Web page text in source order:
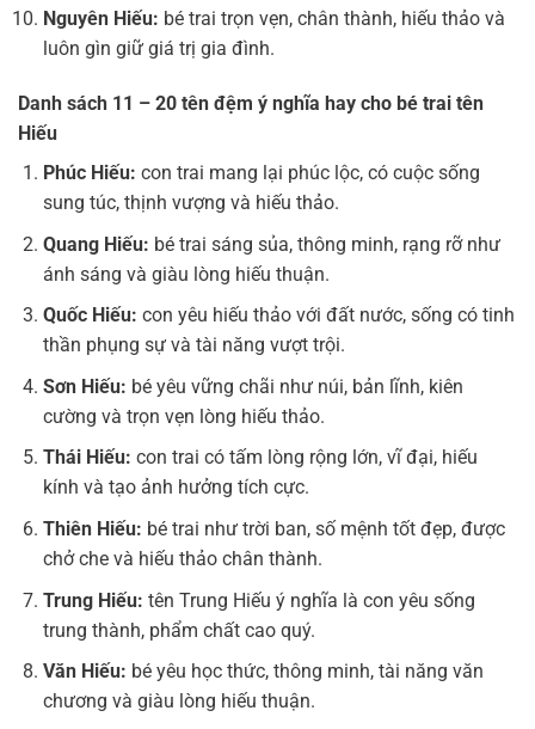
Nguyên Hiếu: bé trai trọn vẹn, chân thành, hiếu thảo và
luôn gìn giữ giá trị gia đình.
Danh sách 11 – 20 tên đệm ý nghĩa hay cho bé trai tên
Hiếu
Phúc Hiếu: con trai mang lại phúc lộc, có cuộc sống
sung túc, thịnh vượng và hiếu thảo.
Quang Hiếu: bé trai sáng sủa, thông minh, rạng rỡ như
ánh sáng và giàu lòng hiếu thuận.
Quốc Hiếu: con yêu hiếu thảo với đất nước, sống có tinh
thần phụng sự và tài năng vượt trội.
Sơn Hiếu: bé yêu vững chãi như núi, bản lĩnh, kiên
cường và trọn vẹn lòng hiếu thảo.
Thái Hiếu: con trai có tấm lòng rộng lớn, vĩ đại, hiếu
kính và tạo ảnh hưởng tích cực.
Thiên Hiếu: bé trai như trời ban, số mệnh tốt đẹp, được
chở che và hiếu thảo chân thành.
Trung Hiếu: tên Trung Hiếu ý nghĩa là con yêu sống
trung thành, phẩm chất cao quý.
Văn Hiếu: bé yêu học thức, thông minh, tài năng văn
chương và giàu lòng hiếu thuận.